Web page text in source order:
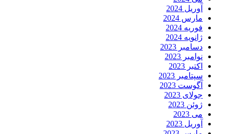
آوریل 2024
مارس 2024
فوریه 2024
ژانویه 2024
دسامبر 2023
نوامبر 2023
اکتبر 2023
سپتامبر 2023
آگوست 2023
جولای 2023
ژوئن 2023
می 2023
آوریل 2023